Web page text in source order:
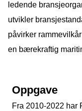
ledende
utvikler
påvirker
en bærekraftig
Oppgave
Fra 2010-2022 har